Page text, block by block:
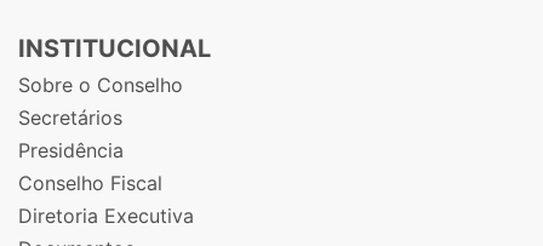
INSTITUCIONAL
Sobre o Conselho
Secretários
Presidência
Conselho Fiscal
Diretoria Executiva